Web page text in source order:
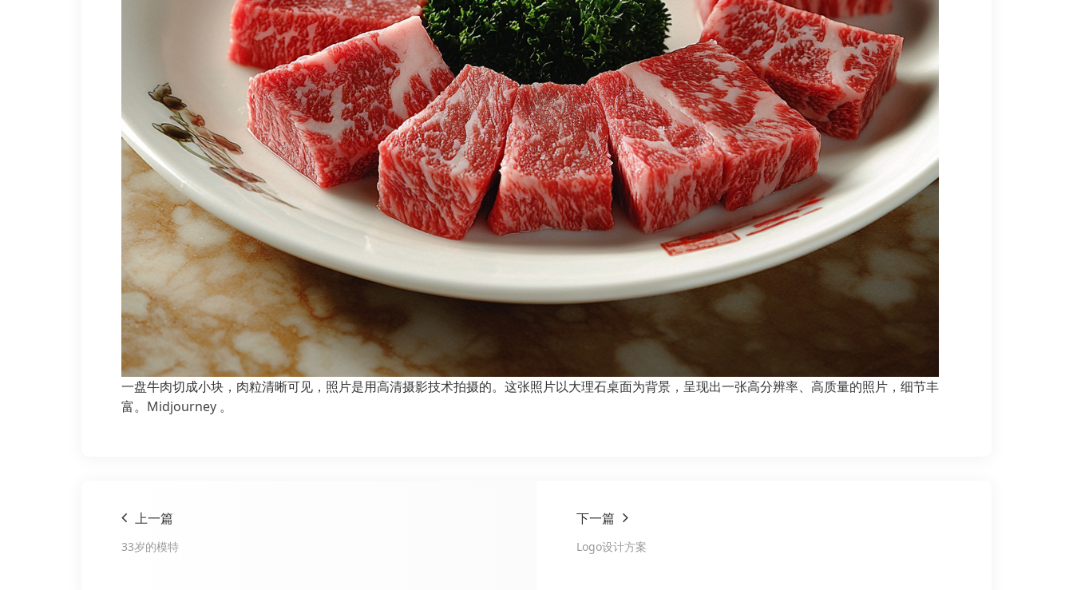
一盘牛肉切成小块，肉粒清晰可见，照片是用高清摄影技术拍摄的。这张照片以大理石桌面为背景，呈现出一张高分辨率、高质量的照片，细节丰
富。 Midjourney 。
上一篇
33岁的模特
下一篇
Logo设计方案